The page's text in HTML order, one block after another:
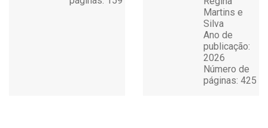
Martins e
Silva
Ano de
publicação:
2026
Número de
páginas: 425